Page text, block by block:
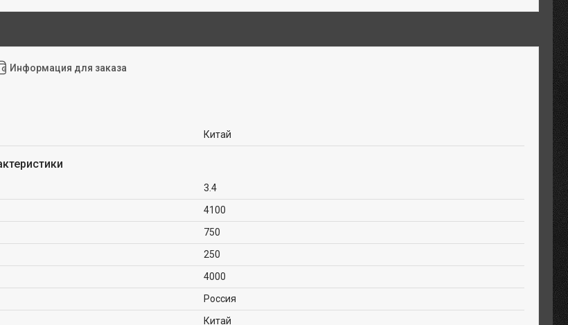
Информация для заказа
Китай
3.4
4100
750
250
4000
Россия
Китай